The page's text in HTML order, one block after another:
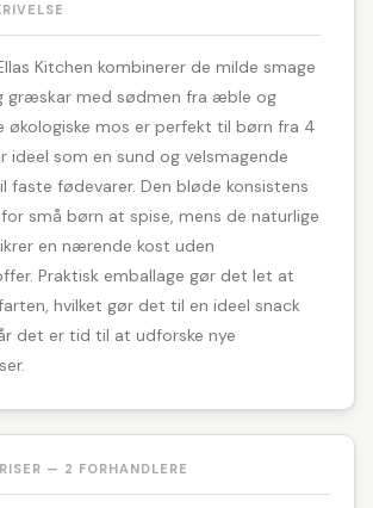
Kitchen kombinerer de milde smage
græskar med sødmen fra æble og
økologiske mos er perfekt til børn fra 4
ideel som en sund og velsmagende
faste fødevarer. Den bløde konsistens
små børn at spise, mens de naturlige
en nærende kost uden
Praktisk emballage gør det let at
hvilket gør det til en ideel snack
det er tid til at udforske nye
— 2 FORHANDLERE